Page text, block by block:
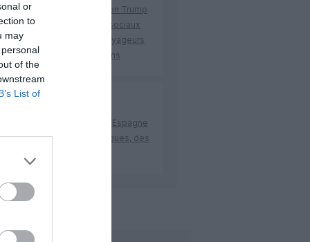
or
to
may
of the
List of
américains : l’administration Trump
le contrôle des réseaux sociaux
journalistes étrangers et voyageurs
canadiens et mexicains
aux frontières entre l’Espagne
: des arrivées plus longues, des